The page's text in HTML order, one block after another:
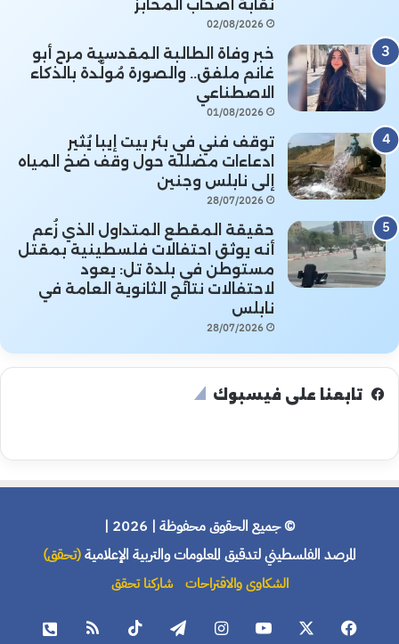
نقابة أصحاب المخابز
02/08/2026
خبر وفاة الطالبة المقدسية مرح أبو
غانم ملفق.. والصورة مُولَّدة بالذكاء
الاصطناعي
01/08/2026
توقف فني في بئر بيت إيبا يُثير
ادعاءات مضللة حول وقف ضخ المياه
إلى نابلس وجنين
28/07/2026
حقيقة المقطع المتداول الذي زُعم
أنه يوثق احتفالات فلسطينية بمقتل
مستوطن في بلدة تل: يعود
لاحتفالات نتائج الثانوية العامة في
نابلس
28/07/2026
تابعنا على فيسبوك
© جميع الحقوق محفوظة | 2026 |
المرصد الفلسطيني لتدقيق المعلومات والتربية الإعلامية(تحقق)
الشكاوى والاقتراحات شاركنا تحقق
فيسبوك يوتيوب انستقرام تيلقرام ‫TikTok ملخص